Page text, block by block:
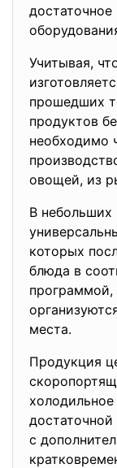
достаточное
Учитывая,
прошедших
продуктов
необходимо
овощей, из
В небольших
которых
блюда в
программой,
места.
Продукция
с